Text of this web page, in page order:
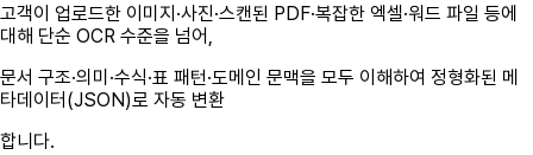
고객이 업로드한 이미지·사진·스캔된 PDF·복잡한 엑셀·워드 파일 등에
대해 단순 OCR 수준을 넘어,
문서 구조·의미·수식·표 패턴·도메인 문맥을 모두 이해하여 정형화된 메
타데이터(JSON)로 자동 변환
합니다.